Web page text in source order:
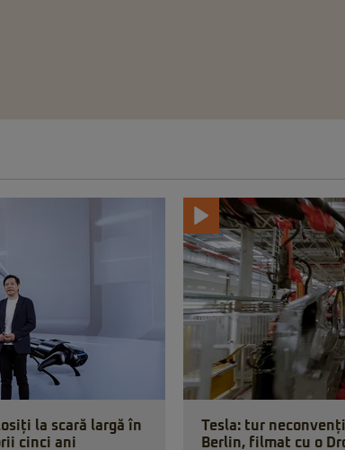
la scară largă în
cinci ani
Tesla: tur
Berlin, filmat cu o